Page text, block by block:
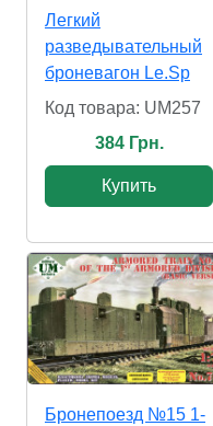
Легкий
разведывательный
броневагон Le.Sp
Код товара: UM257
384 Грн.
Купить
Бронепоезд №15 1-